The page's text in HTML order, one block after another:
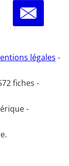
légales -
fiches -
-